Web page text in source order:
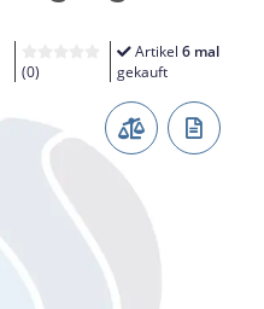
(0)
Artikel 6 mal
gekauft